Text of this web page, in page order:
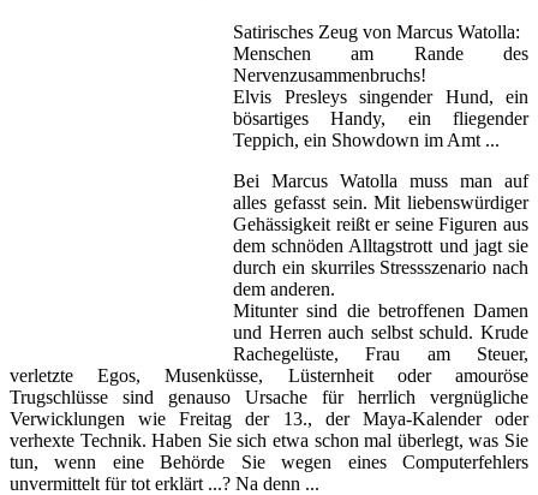
Satirisches Zeug von Marcus Watolla:
Menschen am Rande des
Nervenzusammenbruchs!
Elvis Presleys singender Hund, ein
bösartiges Handy, ein fliegender
Teppich, ein Showdown im Amt ...
Bei Marcus Watolla muss man auf
alles gefasst sein. Mit liebenswürdiger
Gehässigkeit reißt er seine Figuren aus
dem schnöden Alltagstrott und jagt sie
durch ein skurriles Stressszenario nach
dem anderen.
Mitunter sind die betroffenen Damen
und Herren auch selbst schuld. Krude
Rachegelüste, Frau am Steuer,
verletzte Egos, Musenküsse, Lüsternheit oder amouröse
Trugschlüsse sind genauso Ursache für herrlich vergnügliche
Verwicklungen wie Freitag der 13., der Maya-Kalender oder
verhexte Technik. Haben Sie sich etwa schon mal überlegt, was Sie
tun, wenn eine Behörde Sie wegen eines Computerfehlers
unvermittelt für tot erklärt ...? Na denn ...